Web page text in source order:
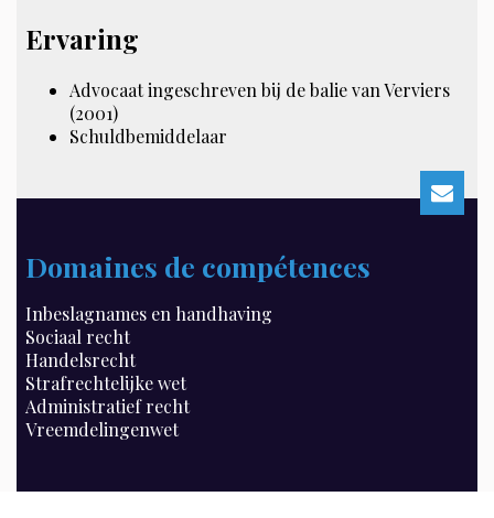
Ervaring
Advocaat ingeschreven bij de balie van Verviers
(2001)
Schuldbemiddelaar
Domaines de compétences
Inbeslagnames en handhaving
Sociaal recht
Handelsrecht
Strafrechtelijke wet
Administratief recht
Vreemdelingenwet